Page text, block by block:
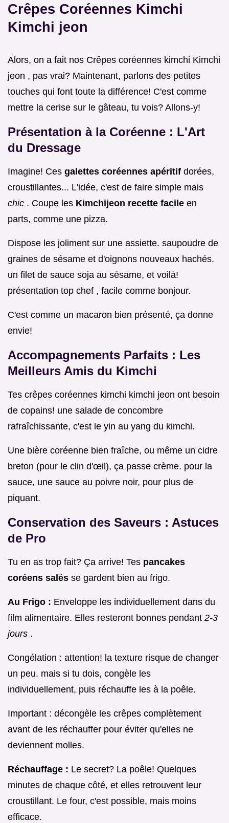
Crêpes Coréennes Kimchi
Kimchi jeon
Alors, on a fait nos Crêpes coréennes kimchi Kimchi
jeon , pas vrai? Maintenant, parlons des petites
touches qui font toute la différence! C'est comme
mettre la cerise sur le gâteau, tu vois? Allons-y!
Présentation à la Coréenne : L'Art
du Dressage
Imagine! Ces galettes coréennes apéritif dorées,
croustillantes... L'idée, c'est de faire simple mais
chic . Coupe les Kimchijeon recette facile en
parts, comme une pizza.
Dispose les joliment sur une assiette. saupoudre de
graines de sésame et d'oignons nouveaux hachés.
un filet de sauce soja au sésame, et voilà!
présentation top chef , facile comme bonjour.
C'est comme un macaron bien présenté, ça donne
envie!
Accompagnements Parfaits : Les
Meilleurs Amis du Kimchi
Tes crêpes coréennes kimchi kimchi jeon ont besoin
de copains! une salade de concombre
rafraîchissante, c'est le yin au yang du kimchi.
Une bière coréenne bien fraîche, ou même un cidre
breton (pour le clin d'œil), ça passe crème. pour la
sauce, une sauce au poivre noir, pour plus de
piquant.
Conservation des Saveurs : Astuces
de Pro
Tu en as trop fait? Ça arrive! Tes pancakes
coréens salés se gardent bien au frigo.
Au Frigo : Enveloppe les individuellement dans du
film alimentaire. Elles resteront bonnes pendant 2-3
jours .
Congélation : attention! la texture risque de changer
un peu. mais si tu dois, congèle les
individuellement, puis réchauffe les à la poêle.
Important : décongèle les crêpes complètement
avant de les réchauffer pour éviter qu'elles ne
deviennent molles.
Réchauffage : Le secret? La poêle! Quelques
minutes de chaque côté, et elles retrouvent leur
croustillant. Le four, c'est possible, mais moins
efficace.